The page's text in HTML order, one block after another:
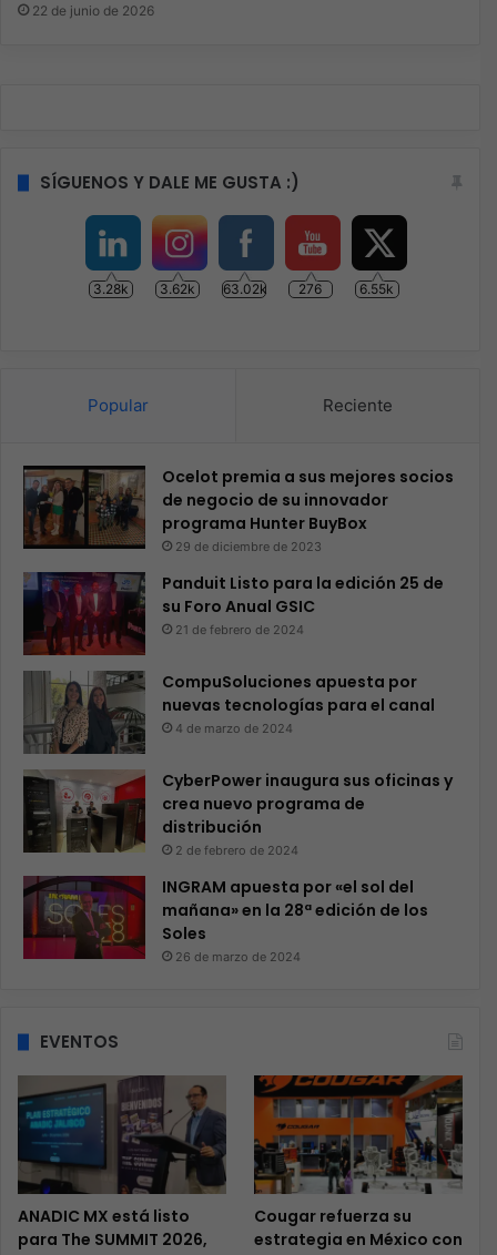
22 de junio de 2026
SÍGUENOS Y DALE ME GUSTA :)
3.28k 3.62k 63.02k 276 6.55k
Popular Reciente
Ocelot premia a sus mejores socios
de negocio de su innovador
programa Hunter BuyBox
29 de diciembre de 2023
Panduit Listo para la edición 25 de
su Foro Anual GSIC
21 de febrero de 2024
CompuSoluciones apuesta por
nuevas tecnologías para el canal
4 de marzo de 2024
CyberPower inaugura sus oficinas y
crea nuevo programa de
distribución
2 de febrero de 2024
INGRAM apuesta por «el sol del
mañana» en la 28ª edición de los
Soles
26 de marzo de 2024
EVENTOS
ANADIC MX está listo
para The SUMMIT 2026,
Cougar refuerza su
estrategia en México con